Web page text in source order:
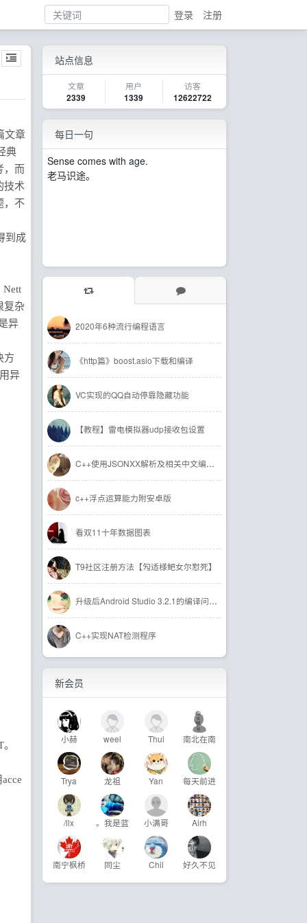
登录 注册
文章
典
，而
技术
，不
到成
Nett
复杂
异
方
异
站点信息
文章
2339
用户
1339
访客
12622722
每日一句
Sense comes with age.
老马识途。
2020年6种流行编程语言
《http篇》boost.asio下载和编译
VC实现的QQ自动停靠隐藏功能
【教程】雷电模拟器udp接收包设置
C++使用JSONXX解析及相关中文编码问题
c++浮点运算能力附安卓版
看双11十年数据图表
T9社区注册方法【勼适様鲃女尔懟死】
升级后Android Studio 3.2.1的编译问题解决办法
C++实现NAT检测程序
新会员
小赫 weel Thul 南北在南
Trya 龙祖 Yan 每天前进
/llx 。我是蓝 小满哥 Airh
南宁枫桥 同尘 Chil 好久不见